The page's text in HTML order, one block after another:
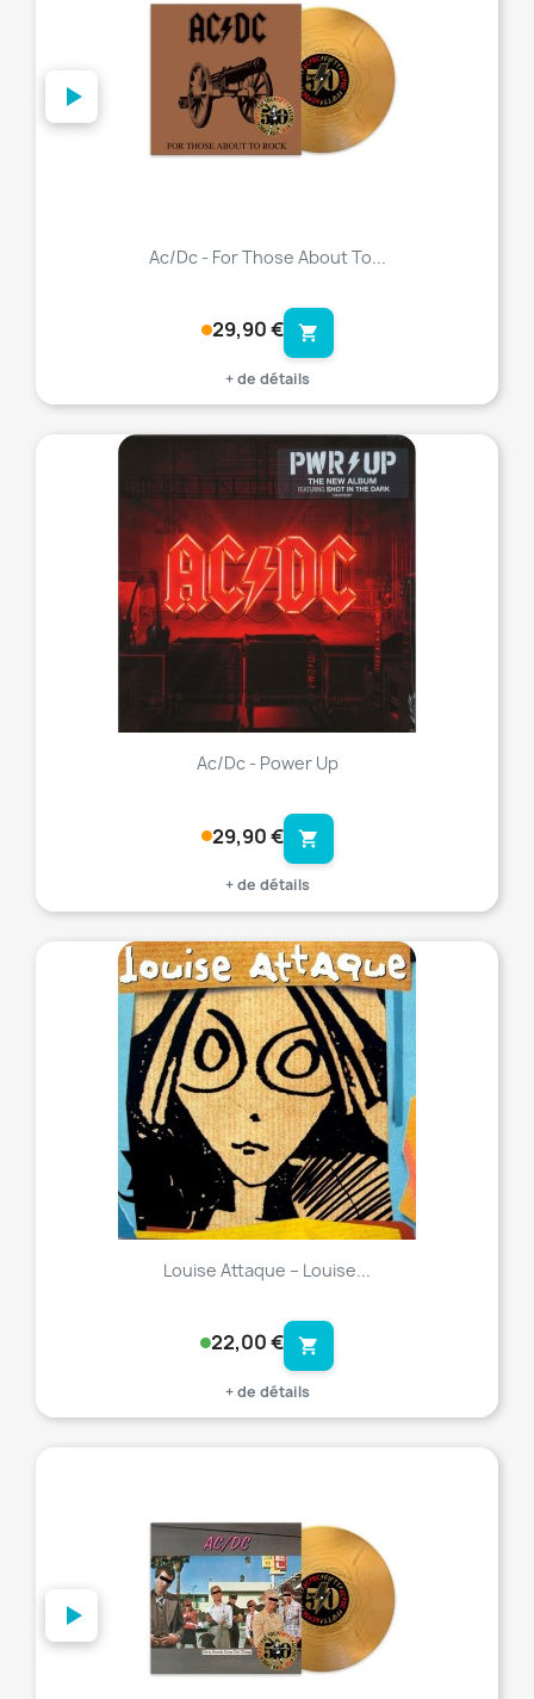
Ac/Dc - For Those About To...
29,90 € shopping_cart
+ de détails
Ac/Dc - Power Up
29,90 € shopping_cart
+ de détails
Louise Attaque ‎– Louise...
22,00 € shopping_cart
+ de détails